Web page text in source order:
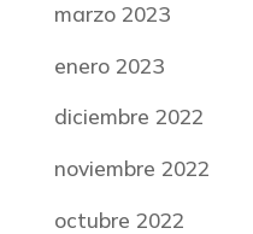
marzo 2023
enero 2023
diciembre 2022
noviembre 2022
octubre 2022